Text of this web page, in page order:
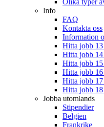
Olika typer
Info
FAQ
Kontakta oss
Information
Hitta jobb 13
Hitta jobb 14
Hitta jobb 15
Hitta jobb 16
Hitta jobb 17
Hitta jobb 18
Jobba utomlands
Stipendier
Belgien
Frankrike